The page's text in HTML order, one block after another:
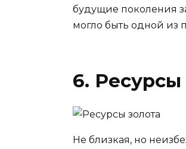
будущие поколения
могло быть одной из
6. Ресурсы
Не близкая, но